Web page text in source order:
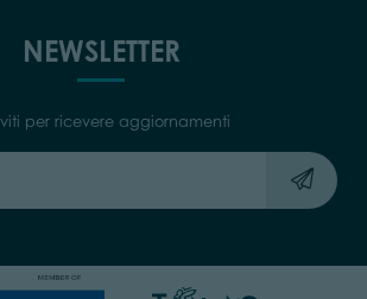
NEWSLETTER
per ricevere aggiornamenti